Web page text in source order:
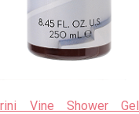
Vine Shower Gel